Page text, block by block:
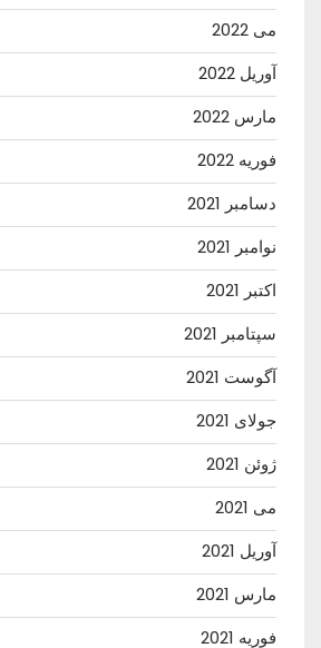
می 2022
آوریل 2022
مارس 2022
فوریه 2022
دسامبر 2021
نوامبر 2021
اکتبر 2021
سپتامبر 2021
آگوست 2021
جولای 2021
ژوئن 2021
می 2021
آوریل 2021
مارس 2021
فوریه 2021